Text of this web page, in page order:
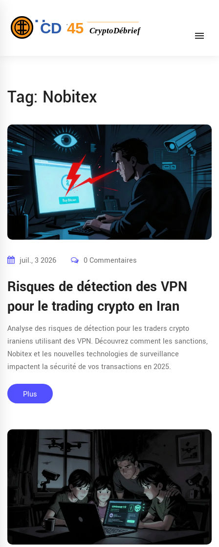
Tag: Nobitex
juil., 3 2026 0 Commentaires
Risques de détection des VPN
pour le trading crypto en Iran
Analyse des risques de détection pour les traders crypto
iraniens utilisant des VPN. Découvrez comment les sanctions,
Nobitex et les nouvelles technologies de surveillance
impactent la sécurité de vos transactions en 2025.
Plus